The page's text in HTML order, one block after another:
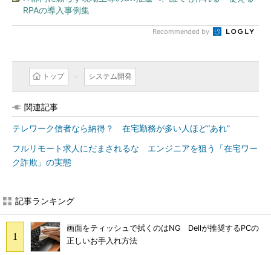
RPAの導入事例集
Recommended by
トップ システム開発
関連記事
テレワーク信者なら納得？ 在宅勤務が多い人ほど“あれ”
フルリモート求人にだまされるな エンジニアを狙う「在宅ワー
ク詐欺」の実態
記事ランキング
画面をティッシュで拭くのはNG Dellが推奨するPCの
正しいお手入れ方法